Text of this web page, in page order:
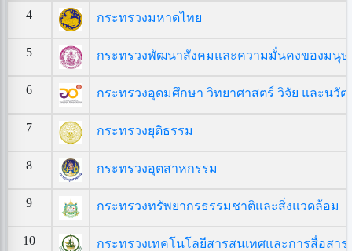
4 กระทรวงมหาดไทย
5 กระทรวงพัฒนาสังคมและความมั่นคงของมนุษ
6 กระทรวงอุดมศึกษา วิทยาศาสตร์ วิจัย และนวัต
7 กระทรวงยุติธรรม
8 กระทรวงอุตสาหกรรม
9 กระทรวงทรัพยากรธรรมชาติและสิ่งแวดล้อม
10 กระทรวงเทคโนโลยีสารสนเทศและการสื่อสาร